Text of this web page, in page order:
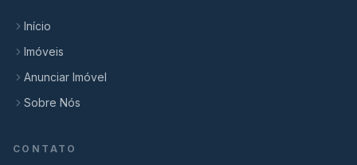
Início
Imóveis
Anunciar Imóvel
Sobre Nós
CONTATO